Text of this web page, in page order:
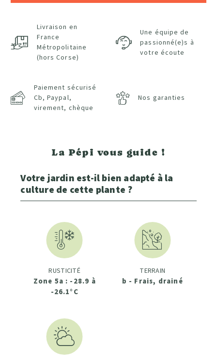
Livraison en
France
Métropolitaine
(hors Corse)
Une équipe de
passionné(e)s à
votre écoute
Paiement sécurisé
Cb, Paypal,
virement, chèque
Nos garanties
La Pépi vous guide !
Votre jardin est-il bien adapté à la
culture de cette plante ?
RUSTICITÉ
Zone 5a : -28.9 à
-26.1°C
TERRAIN
b - Frais, drainé